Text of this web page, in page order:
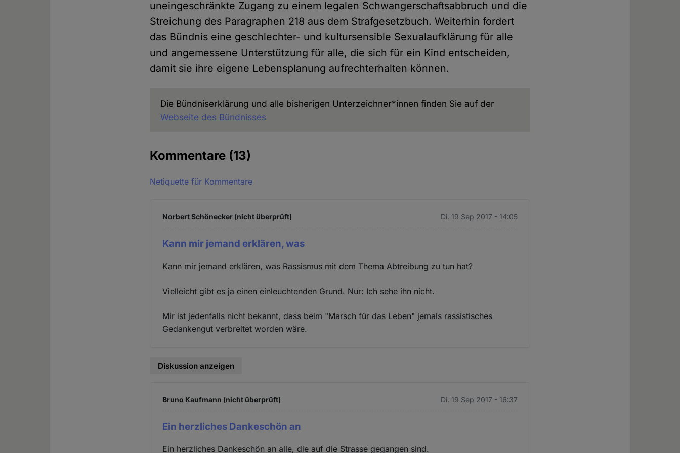
uneingeschränkte Zugang zu einem legalen Schwangerschaftsabbruch und die
Streichung des Paragraphen 218 aus dem Strafgesetzbuch. Weiterhin fordert
das Bündnis eine geschlechter- und kultursensible Sexualaufklärung für alle
und angemessene Unterstützung für alle, die sich für ein Kind entscheiden,
damit sie ihre eigene Lebensplanung aufrechterhalten können.
Die Bündniserklärung und alle bisherigen Unterzeichner*innen finden Sie auf der
Webseite des Bündnisses
Kommentare (13)
Netiquette für Kommentare
Norbert Schönecker (nicht überprüft) Di. 19 Sep 2017 - 14:05
Kann mir jemand erklären, was
Kann mir jemand erklären, was Rassismus mit dem Thema Abtreibung zu tun hat?
Vielleicht gibt es ja einen einleuchtenden Grund. Nur: Ich sehe ihn nicht.
Mir ist jedenfalls nicht bekannt, dass beim "Marsch für das Leben" jemals rassistisches
Gedankengut verbreitet worden wäre.
Diskussion anzeigen
Bruno Kaufmann (nicht überprüft) Di. 19 Sep 2017 - 16:37
Ein herzliches Dankeschön an
Ein herzliches Dankeschön an alle, die auf die Strasse gegangen sind.